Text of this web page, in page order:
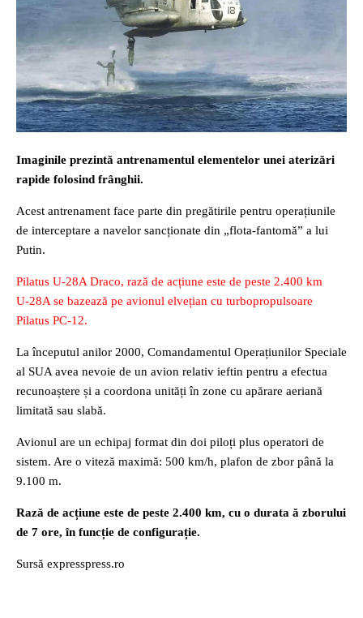
Imaginile prezintă antrenamentul elementelor unei aterizări
rapide folosind frânghii.
Acest antrenament face parte din pregătirile pentru operațiunile
de interceptare a navelor sancționate din „flota-fantomă” a lui
Putin.
Pilatus U-28A Draco, rază de acțiune este de peste 2.400 km
U-28A se bazează pe avionul elvețian cu turbopropulsoare
Pilatus PC-12.
La începutul anilor 2000, Comandamentul Operațiunilor Speciale
al SUA avea nevoie de un avion relativ ieftin pentru a efectua
recunoaștere și a coordona unități în zone cu apărare aeriană
limitată sau slabă.
Avionul are un echipaj format din doi piloți plus operatori de
sistem. Are o viteză maximă: 500 km/h, plafon de zbor până la
9.100 m.
Rază de acțiune este de peste 2.400 km, cu o durata ă zborului
de 7 ore, în funcție de configurație.
Sursă expresspress.ro